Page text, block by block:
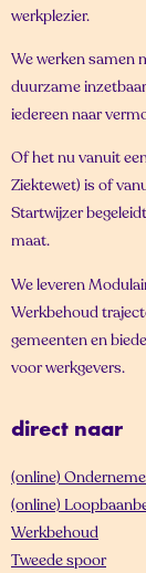
werkplezier.
We werken samen
duurzame
iedereen naar
Of het nu vanuit
Ziektewet) is of
Startwijzer
maat.
We leveren
Werkbehoud
gemeenten en
voor werkgevers.
direct naar
(online)
(online)
Werkbehoud
Tweede spoor